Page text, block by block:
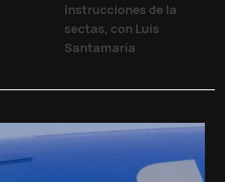
instrucciones de la
sectas, con Luis
Santamaría